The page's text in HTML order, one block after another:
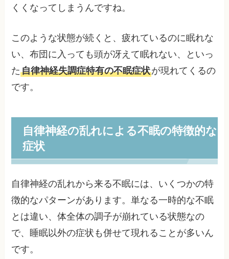
くくなってしまうんですね。
このような状態が続くと、疲れているのに眠れな
い、布団に入っても頭が冴えて眠れない、といっ
た自律神経失調症特有の不眠症状が現れてくるの
です。
自律神経の乱れによる不眠の特徴的な
症状
自律神経の乱れから来る不眠には、いくつかの特
徴的なパターンがあります。単なる一時的な不眠
とは違い、体全体の調子が崩れている状態なの
で、睡眠以外の症状も併せて現れることが多いん
です。